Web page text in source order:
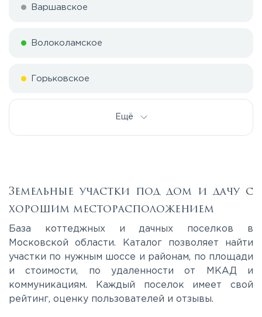
Варшавское
Волоколамское
Горьковское
Киевское
Ещё
Земельные участки под дом и дачу с
хорошим месторасположением
База коттеджных и дачных поселков в
Московской области. Каталог позволяет найти
участки по нужным шоссе и районам, по площади
и стоимости, по удаленности от МКАД и
коммуникациям. Каждый поселок имеет свой
рейтинг, оценку пользователей и отзывы.